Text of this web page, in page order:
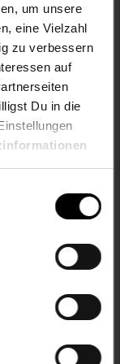
um unsere
eine Vielzahl
zu verbessern
auf
Du in die